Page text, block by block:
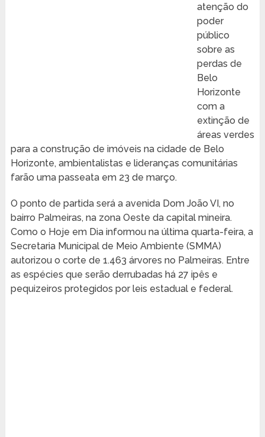
atenção do
poder
público
sobre as
perdas de
Belo
Horizonte
com a
extinção de
áreas verdes
para a construção de imóveis na cidade de Belo
Horizonte, ambientalistas e lideranças comunitárias
farão uma passeata em 23 de março.
O ponto de partida será a avenida Dom João VI, no
bairro Palmeiras, na zona Oeste da capital mineira.
Como o Hoje em Dia informou na última quarta-feira, a
Secretaria Municipal de Meio Ambiente (SMMA)
autorizou o corte de 1.463 árvores no Palmeiras. Entre
as espécies que serão derrubadas há 27 ipês e
pequizeiros protegidos por leis estadual e federal.